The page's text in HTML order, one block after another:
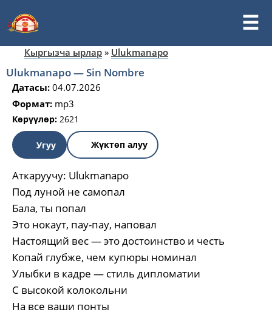
Кыргызча ырлар » Ulukmanapo
Ulukmanapo — Sin Nombre
Датасы: 04.07.2026
Формат: mp3
Көрүүлөр: 2621
Угуу Жүктөп алуу
Аткаруучу: Ulukmanapo
Под луной не самопал
Бала, ты попал
Это нокаут, пау-пау, наповал
Настоящий вес — это достоинство и честь
Копай глубже, чем купюры номинал
Улыбки в кадре — стиль дипломатии
С высокой колокольни
На все ваши понты